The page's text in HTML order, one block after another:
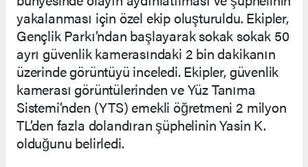
yakalanması için özel ekip oluşturuldu. Ekipler,
Gençlik Parkı’ndan başlayarak sokak sokak 50
ayrı güvenlik kamerasındaki 2 bin dakikanın
üzerinde görüntüyü inceledi. Ekipler, güvenlik
kamerası görüntülerinden ve Yüz Tanıma
Sistemi’nden (YTS) emekli öğretmeni 2 milyon
TL’den fazla dolandıran şüphelinin Yasin K.
olduğunu belirledi.